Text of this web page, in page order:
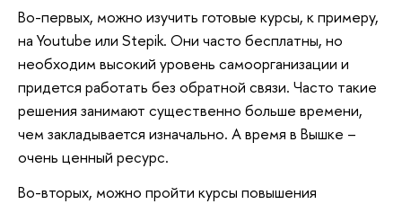
Во-первых, можно изучить готовые курсы, к примеру,
на Youtube или Stepik. Они часто бесплатны, но
необходим высокий уровень самоорганизации и
придется работать без обратной связи. Часто такие
решения занимают существенно больше времени,
чем закладывается изначально. А время в Вышке –
очень ценный ресурс.
Во-вторых, можно пройти курсы повышения